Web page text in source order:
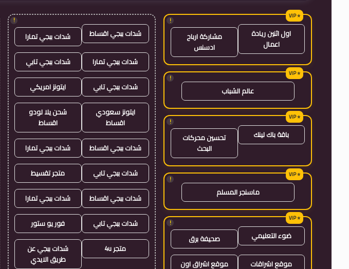
!
اول اثنين ريادة
اعمال
مشاركة ارباح
ادسنس
!
عالم الشباب
!
باقة باك لينك
تحسين محركات
البحث
!
ماسنجر المسلم
!
ضوء التعليمي صحيفة برق
موقع اشراقات
موقع اشراق اون
!
شدات ببجي اقساط شدات ببجي تمارا
شدات ببجي تمارا شدات ببجي تابي
شدات ببجي تابي ايتونز امريكي
ايتونز سعودي
اقساط
شحن يلا لودو
اقساط
شدات ببجي اقساط شدات ببجي تمارا
شدات ببجي تابي متجر تقسيط
شدات ببجي اقساط شدات ببجي تمارا
شدات ببجي تابي فور يو ستور
متجر 4u
شدات ببجي عن
طريق الايدي